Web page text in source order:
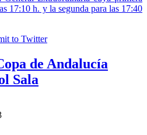
17:10 h. y la segunda para las 17:40
de Andalucía
Sala